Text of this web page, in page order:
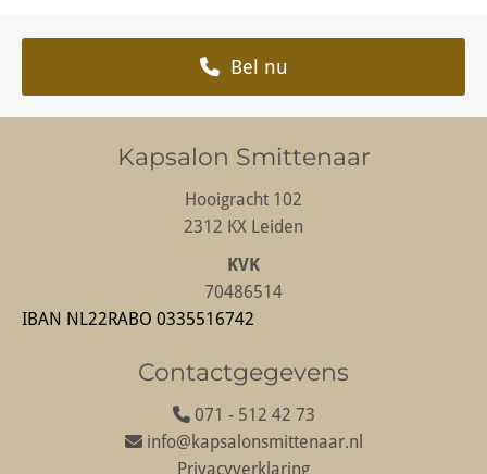
Bel nu
Kapsalon Smittenaar
Hooigracht 102
2312 KX Leiden
KVK
70486514
IBAN NL22RABO 0335516742
Contactgegevens
 071 - 512 42 73
 info@kapsalonsmittenaar.nl
Privacyverklaring